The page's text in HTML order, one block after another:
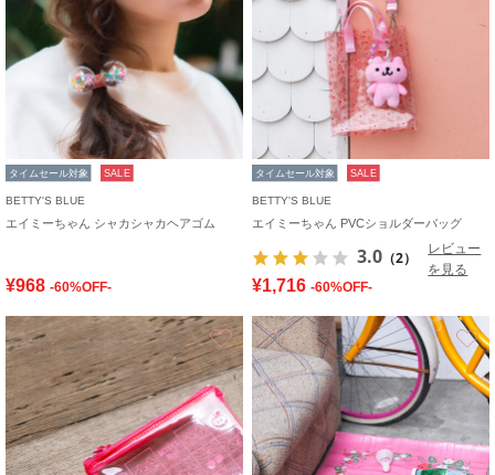
タイムセール対象 SALE
BETTY'S BLUE
エイミーちゃん シャカシャカヘアゴム
¥968 -60%OFF-
タイムセール対象 SALE
BETTY'S BLUE
エイミーちゃん PVCショルダーバッグ
3.0 （2）
レビュー
を見る
¥1,716 -60%OFF-
お気に入り